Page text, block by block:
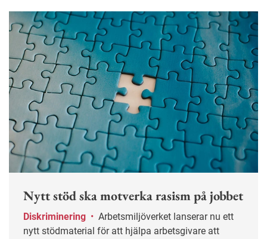
Nytt stöd ska motverka rasism på jobbet
Diskriminering •
nytt stödmaterial för att hjälpa arbetsgivare att